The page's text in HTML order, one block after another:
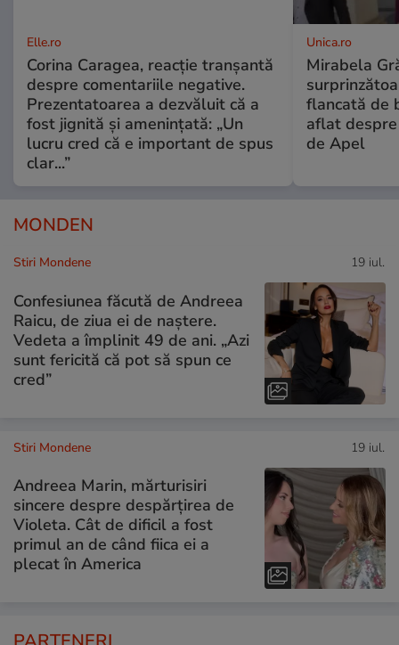
Elle.ro
Corina Caragea, reacție tranșantă
despre comentariile negative.
Prezentatoarea a dezvăluit că a
fost jignită și amenințată: „Un
lucru cred că e important de spus
clar...”
Unica.ro
Mirabela
flancată de
aflat
de Apel
MONDEN
Stiri Mondene 19 iul.
Confesiunea făcută de Andreea
Raicu, de ziua ei de naștere.
Vedeta a împlinit 49 de ani. „Azi
sunt fericită că pot să spun ce
cred”
Stiri Mondene 19 iul.
Andreea Marin, mărturisiri
sincere despre despărțirea de
Violeta. Cât de dificil a fost
primul an de când fiica ei a
plecat în America